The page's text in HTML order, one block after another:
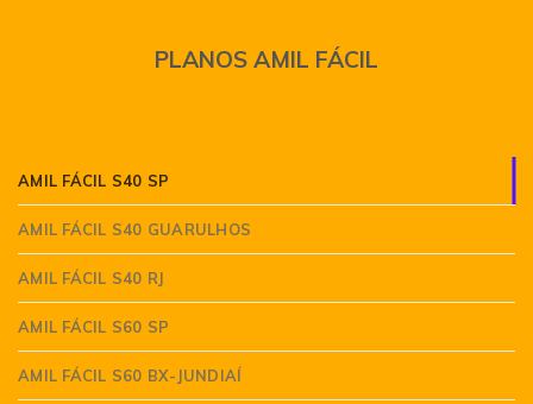
PLANOS AMIL FÁCIL
AMIL FÁCIL S40 SP
AMIL FÁCIL S40 GUARULHOS
AMIL FÁCIL S40 RJ
AMIL FÁCIL S60 SP
AMIL FÁCIL S60 BX-JUNDIAÍ